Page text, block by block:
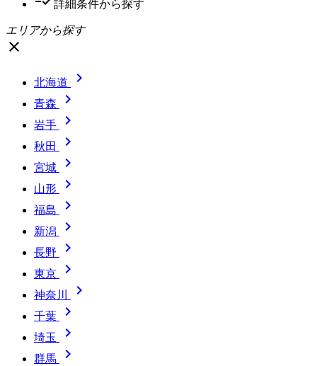
詳細条件から探す
エリアから探す
close
北海道 
青森 
岩手 
秋田 
宮城 
山形 
福島 
新潟 
長野 
東京 
神奈川 
千葉 
埼玉 
群馬 